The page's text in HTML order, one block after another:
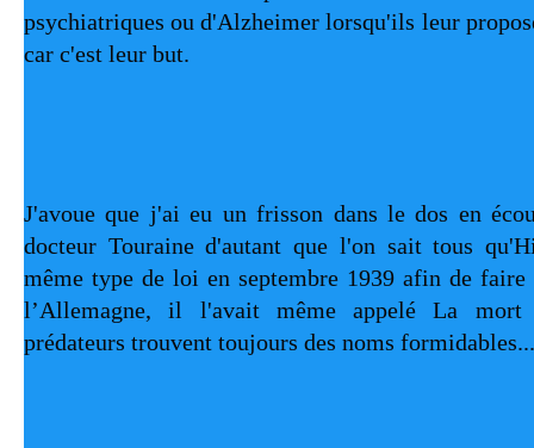
psychiatriques ou d'Alzheimer lorsqu'ils leur
car c'est leur but.
J'avoue que j'ai eu un frisson dans le dos en
docteur Touraine d'autant que l'on sait tous
même type de loi en septembre 1939 afin de faire
l’Allemagne, il l'avait même appelé La mort
prédateurs trouvent toujours des noms formidables...